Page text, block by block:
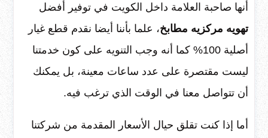
أنها صاحبة العلامة داخل الكويت في توفير أفضل
تهويه مركزيه مطابخ، علما بأننا أيضا نقدم قطع غيار
أصلية 100% كما أنه وجب التنويه على كون خدمتنا
ليست مقتصرة على عدد ساعات معينة، بل يمكنك
أن تتواصل معنا في الوقت الذي ترغب فيه.
أما إذا كنت تقلق حيال الأسعار المقدمة من شركتنا